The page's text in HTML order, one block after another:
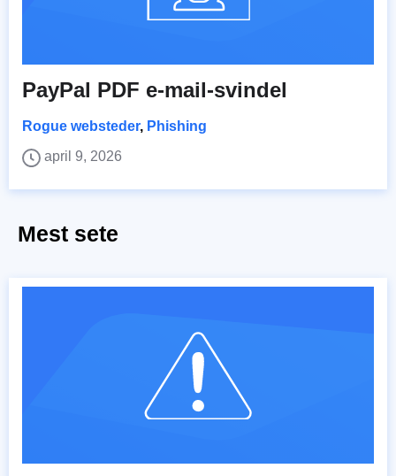
PayPal PDF e-mail-svindel
Rogue websteder, Phishing
april 9, 2026
Mest sete